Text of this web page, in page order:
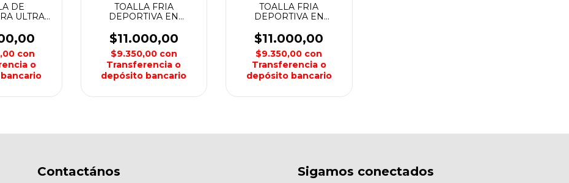
DE
ULTRA
con
o
TOALLA FRIA
DEPORTIVA EN
EVERLAST
$11.000,00
$9.350,00 con
Transferencia o
depósito bancario
TOALLA FRIA
DEPORTIVA EN
EVERLAST
$11.000,00
$9.350,00 con
Transferencia o
depósito bancario
Contactános Sigamos conectados